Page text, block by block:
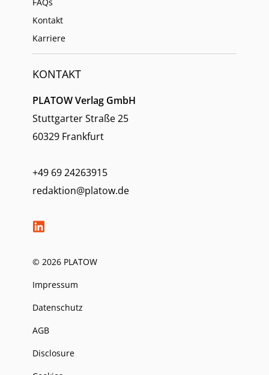
Kontakt
Karriere
KONTAKT
PLATOW Verlag GmbH
Stuttgarter Straße 25
60329 Frankfurt
+49 69 24263915
redaktion@platow.de
© 2026 PLATOW
Impressum
Datenschutz
AGB
Disclosure